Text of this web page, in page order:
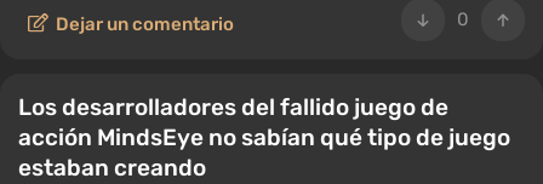
0
Dejar un comentario
Los desarrolladores del fallido juego de
acción MindsEye no sabían qué tipo de juego
estaban creando